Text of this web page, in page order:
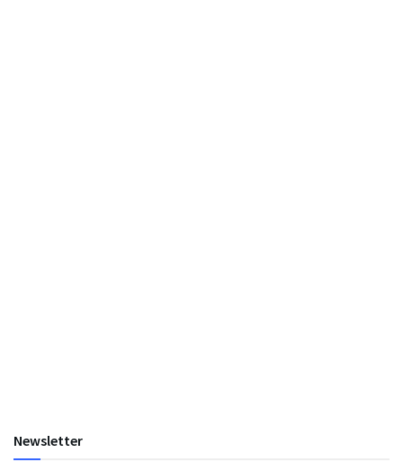
Newsletter